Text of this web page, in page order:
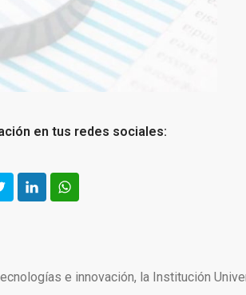
en tus redes sociales:
e innovación, la Institución